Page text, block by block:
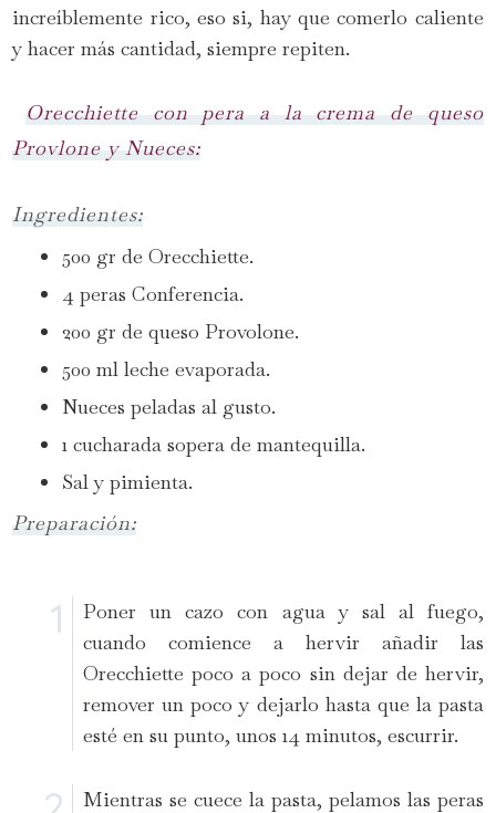
increíblemente rico, eso si, hay que comerlo caliente
y hacer más cantidad, siempre repiten.
Orecchiette con pera a la crema de queso
Provlone y Nueces:
Ingredientes:
500 gr de Orecchiette.
4 peras Conferencia.
200 gr de queso Provolone.
500 ml leche evaporada.
Nueces peladas al gusto.
1 cucharada sopera de mantequilla.
Sal y pimienta.
Preparación:
Poner un cazo con agua y sal al fuego,
cuando comience a hervir añadir las
Orecchiette poco a poco sin dejar de hervir,
remover un poco y dejarlo hasta que la pasta
esté en su punto, unos 14 minutos, escurrir.
Mientras se cuece la pasta, pelamos las peras